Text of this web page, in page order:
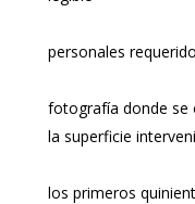
-
fotografía donde se
la superficie
los primeros